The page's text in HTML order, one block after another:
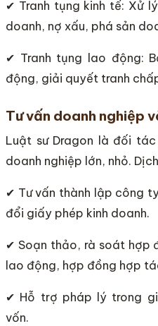
✔ Tranh tụng kinh tế: Xử
doanh, nợ xấu, phá sản
✔ Tranh tụng lao động:
động, giải quyết tranh
Tư vấn doanh nghiệp
Luật sư Dragon là đối
doanh nghiệp lớn, nhỏ.
✔ Tư vấn thành lập công
đổi giấy phép kinh doanh.
✔ Soạn thảo, rà soát hợp
lao động, hợp đồng hợp
✔ Hỗ trợ pháp lý trong
vốn.